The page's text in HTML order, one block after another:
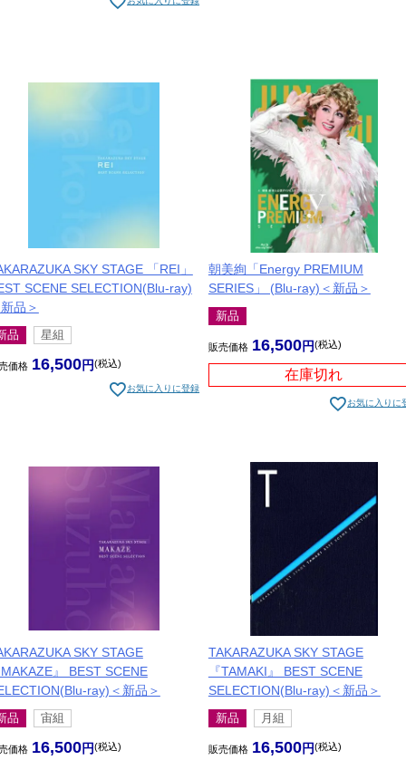
SKY STAGE 「REI」
SCENE SELECTION(Blu-ray)
品＞
品 星組
価格 16,500 税込
お気に入りに登録
朝美絢「Energy PREMIUM
SERIES」 (Blu-ray)＜新品＞
新品
販売価格 16,500 税込
在庫切れ
お気に入りに
SKY STAGE
』 BEST SCENE
ray)＜新品＞
品 宙組
価格 16,500 税込
TAKARAZUKA SKY STAGE
『TAMAKI』 BEST SCENE
SELECTION(Blu-ray)＜新品＞
新品 月組
販売価格 16,500 税込